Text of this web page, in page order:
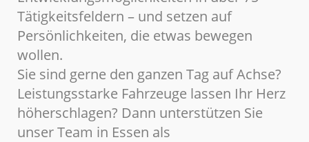
Tätigkeitsfeldern – und setzen auf
Persönlichkeiten, die etwas bewegen
wollen.
Sie sind gerne den ganzen Tag auf Achse?
Leistungsstarke Fahrzeuge lassen Ihr Herz
höherschlagen? Dann unterstützen Sie
unser Team in Essen als